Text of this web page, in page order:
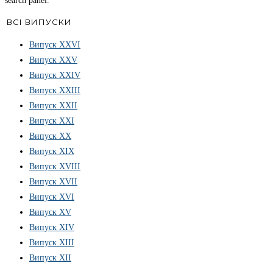
ВСІ ВИПУСКИ
Випуск ХХVІ
Випуск XXV
Випуск XXIV
Випуск XXIII
Випуск XXII
Випуск XXI
Випуск XX
Випуск XIX
Випуск XVIII
Випуск XVII
Випуск XVI
Випуск XV
Випуск XIV
Випуск XIII
Випуск XII